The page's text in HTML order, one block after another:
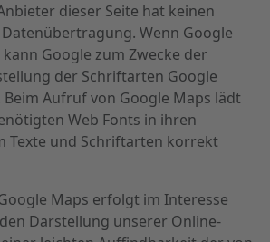
dieser Seite hat keinen
Wenn Google
Google zum Zwecke der
der Schriftarten Google
Beim Aufruf von Google Maps lädt
Web Fonts in ihren
Texte und Schriftarten korrekt
Maps erfolgt im Interesse
Darstellung unserer Online-